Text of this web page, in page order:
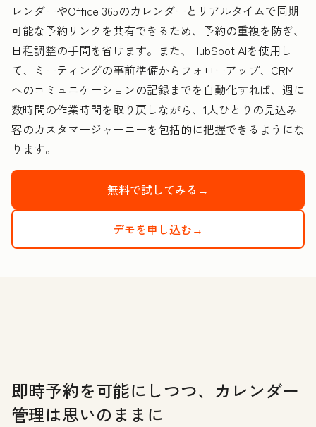
レンダーやOffice 365のカレンダーとリアルタイムで同期
可能な予約リンクを共有できるため、予約の重複を防ぎ、
日程調整の手間を省けます。また、HubSpot AIを使用し
て、ミーティングの事前準備からフォローアップ、CRM
へのコミュニケーションの記録までを自動化すれば、週に
数時間の作業時間を取り戻しながら、1人ひとりの見込み
客のカスタマージャーニーを包括的に把握できるようにな
ります。
無料で試してみる→
デモを申し込む→
即時予約を可能にしつつ、カレンダー
管理は思いのままに